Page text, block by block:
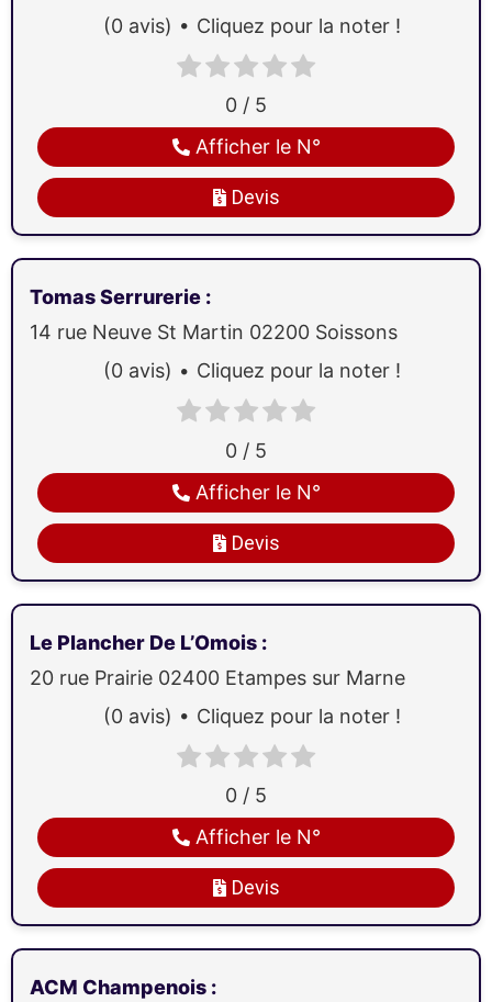
Devis
Afficher le N°
0 / 5
(0 avis) Cliquez pour la noter !
Tomas Serrurerie :
14 rue Neuve St Martin 02200 Soissons
Devis
Afficher le N°
0 / 5
(0 avis) Cliquez pour la noter !
Le Plancher De L’Omois :
20 rue Prairie 02400 Etampes sur Marne
Devis
Afficher le N°
0 / 5
(0 avis) Cliquez pour la noter !
ACM Champenois :